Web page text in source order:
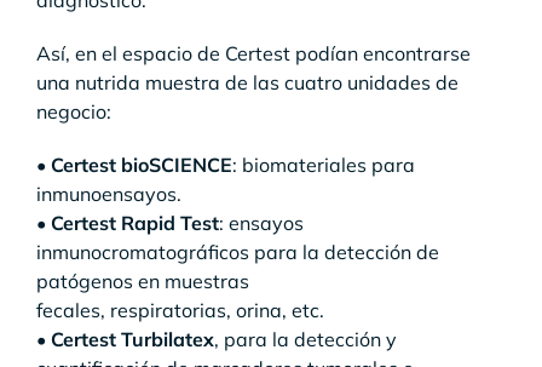
Así, en el espacio de Certest podían encontrarse
una nutrida muestra de las cuatro unidades de
negocio:
• Certest bioSCIENCE: biomateriales para
inmunoensayos.
• Certest Rapid Test: ensayos
inmunocromatográficos para la detección de
patógenos en muestras
fecales, respiratorias, orina, etc.
• Certest Turbilatex, para la detección y